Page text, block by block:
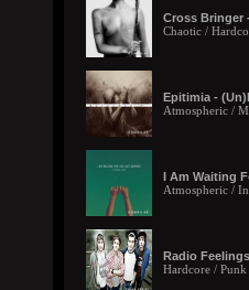
Cross Bringer
Chaotic /
Epitimia -
Atmospheric /
I Am Waiting
Atmospheric /
Radio
Hardcore / Punk